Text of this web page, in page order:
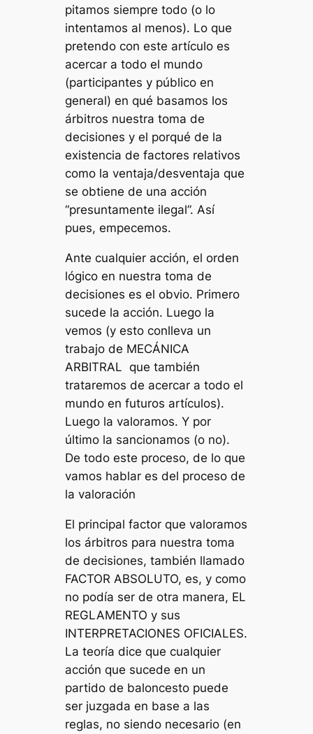
pitamos siempre todo (o lo
intentamos al menos). Lo que
pretendo con este artículo es
acercar a todo el mundo
(participantes y público en
general) en qué basamos los
árbitros nuestra toma de
decisiones y el porqué de la
existencia de factores relativos
como la ventaja/desventaja que
se obtiene de una acción
“presuntamente ilegal”. Así
pues, empecemos.
Ante cualquier acción, el orden
lógico en nuestra toma de
decisiones es el obvio. Primero
sucede la acción. Luego la
vemos (y esto conlleva un
trabajo de MECÁNICA
ARBITRAL que también
trataremos de acercar a todo el
mundo en futuros artículos).
Luego la valoramos. Y por
último la sancionamos (o no).
De todo este proceso, de lo que
vamos hablar es del proceso de
la valoración
El principal factor que valoramos
los árbitros para nuestra toma
de decisiones, también llamado
FACTOR ABSOLUTO, es, y como
no podía ser de otra manera, EL
REGLAMENTO y sus
INTERPRETACIONES OFICIALES.
La teoría dice que cualquier
acción que sucede en un
partido de baloncesto puede
ser juzgada en base a las
reglas, no siendo necesario (en